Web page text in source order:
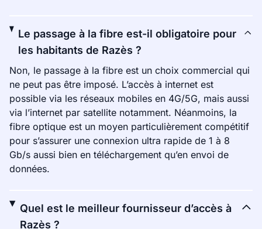
Le passage à la fibre est-il obligatoire pour
les habitants de Razès ?
Non, le passage à la fibre est un choix commercial qui
ne peut pas être imposé. L’accès à internet est
possible via les réseaux mobiles en 4G/5G, mais aussi
via l’internet par satellite notamment. Néanmoins, la
fibre optique est un moyen particulièrement compétitif
pour s’assurer une connexion ultra rapide de 1 à 8
Gb/s aussi bien en téléchargement qu’en envoi de
données.
Quel est le meilleur fournisseur d’accès à
Razès ?